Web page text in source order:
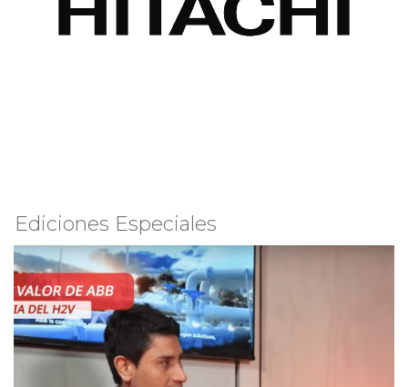
Ediciones Especiales